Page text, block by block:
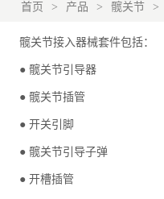
首页 > 产品 > 髋关节 >